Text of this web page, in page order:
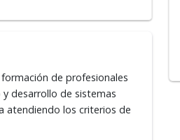
de profesionales
desarrollo de sistemas
atendiendo los criterios de